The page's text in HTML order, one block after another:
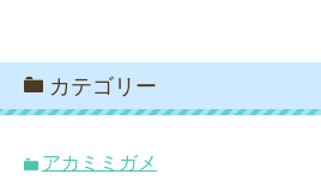
カテゴリー
アカミミガメ